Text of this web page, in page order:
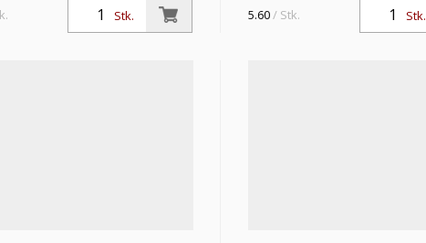
Stk. Stk.
5.60/ Stk.